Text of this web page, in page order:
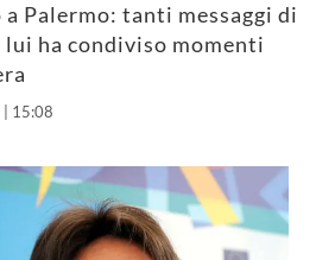
Palermo: tanti messaggi di
ha condiviso momenti
| 15:08